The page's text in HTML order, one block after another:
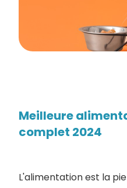
Meilleure
complet 2024
L'alimentation est la